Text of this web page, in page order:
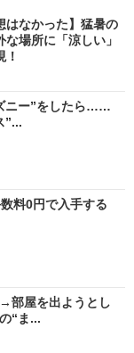
はなかった】猛暑の
な場所に「涼しい」
！
ニー”をしたら……
”...
料0円で入手する
部屋を出ようとし
“ま...